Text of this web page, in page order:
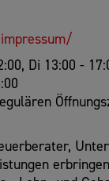
Di 13:00 -